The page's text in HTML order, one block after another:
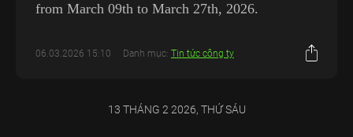
from March 09th to March 27th, 2026.
06.03.2026 15:10 Danh mục: Tin tức công ty
13 THÁNG 2 2026, THỨ SÁU